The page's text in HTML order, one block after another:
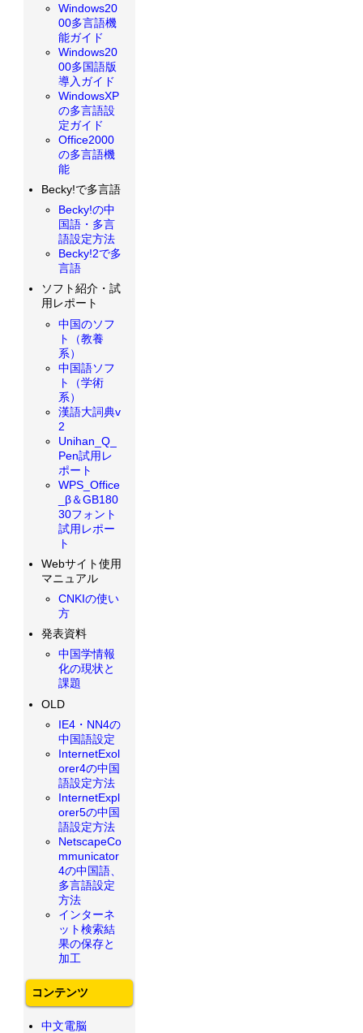
Windows20
00多言語機
能ガイド
Windows20
00多国語版
導入ガイド
WindowsXP
の多言語設
定ガイド
Office2000
の多言語機
能
Becky!で多言語
Becky!の中
国語・多言
語設定方法
Becky!2で多
言語
ソフト紹介・試
用レポート
中国のソフ
ト（教養
系）
中国語ソフ
ト（学術
系）
漢語大詞典v
2
Unihan_Q_
Pen試用レ
ポート
WPS_Office
_β＆GB180
30フォント
試用レポー
ト
Webサイト使用
マニュアル
CNKIの使い
方
発表資料
中国学情報
化の現状と
課題
OLD
IE4・NN4の
中国語設定
InternetExol
orer4の中国
語設定方法
InternetExpl
orer5の中国
語設定方法
NetscapeCo
mmunicator
4の中国語、
多言語設定
方法
インターネ
ット検索結
果の保存と
加工
コンテンツ
中文電脳